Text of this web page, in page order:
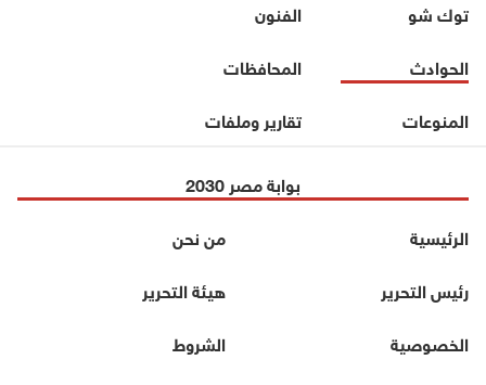
توك شو
الفنون
الحوادث
المحافظات
المنوعات
تقارير وملفات
بوابة مصر 2030
الرئيسية
من نحن
رئيس التحرير
هيئة التحرير
الخصوصية
الشروط